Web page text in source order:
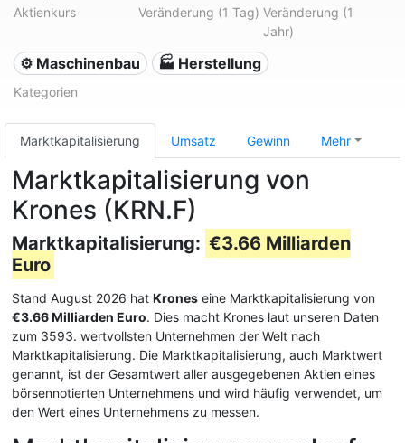
Aktienkurs Veränderung (1 Tag) Veränderung (1
Jahr)
⚙️ Maschinenbau 🏭 Herstellung
Kategorien
Marktkapitalisierung Umsatz Gewinn Mehr
Marktkapitalisierung von
Krones (KRN.F)
Marktkapitalisierung: €3.66 Milliarden
Euro
Stand August 2026 hat Krones eine Marktkapitalisierung von
€3.66 Milliarden Euro. Dies macht Krones laut unseren Daten
zum 3593. wertvollsten Unternehmen der Welt nach
Marktkapitalisierung. Die Marktkapitalisierung, auch Marktwert
genannt, ist der Gesamtwert aller ausgegebenen Aktien eines
börsennotierten Unternehmens und wird häufig verwendet, um
den Wert eines Unternehmens zu messen.